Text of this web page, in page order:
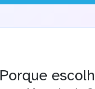
Porque